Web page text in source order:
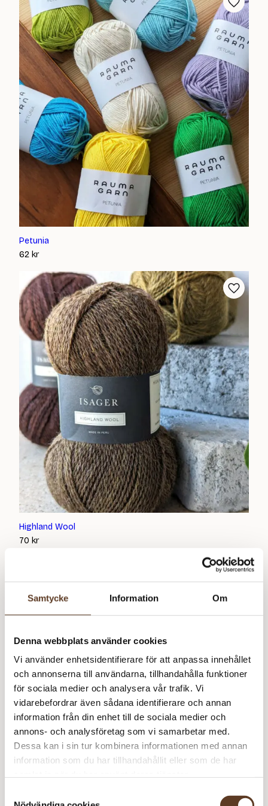
Samtycke Information Om
Denna webbplats använder cookies
Vi använder enhetsidentifierare för att anpassa innehållet
och annonserna till användarna, tillhandahålla funktioner
för sociala medier och analysera vår trafik. Vi
vidarebefordrar även sådana identifierare och annan
information från din enhet till de sociala medier och
annons- och analysföretag som vi samarbetar med.
Dessa kan i sin tur kombinera informationen med annan
information som du har tillhandahållit eller som de har
Petunia
62 kr
Highland Wool
70 kr